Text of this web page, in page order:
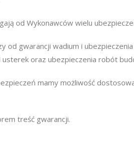
od Wykonawców wielu
od gwarancji wadium i
usterek oraz ubezpieczenia robót
mamy możliwość
treść gwarancji.